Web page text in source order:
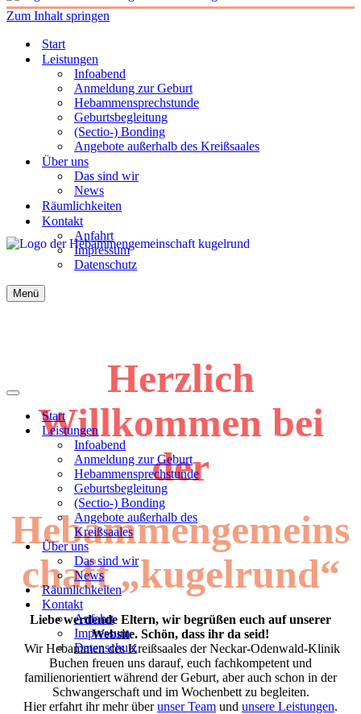
Zum Inhalt springen
Start
Leistungen
Infoabend
Anmeldung zur Geburt
Hebammensprechstunde
Geburtsbegleitung
(Sectio-) Bonding
Angebote außerhalb des Kreißsaales
Über uns
Das sind wir
News
Räumlichkeiten
Kontakt
Anfahrt
Impressum
Datenschutz
Menü
Navigations-
Navigations-
Start
Leistungen
Infoabend
Anmeldung zur Geburt
Hebammensprechstunde
Geburtsbegleitung
(Sectio-) Bonding
Angebote außerhalb des
Kreißsaales
Über uns
Das sind wir
News
Räumlichkeiten
Kontakt
Anfahrt
Impressum
Datenschutz
Herzlich
Willkommen bei
der
Hebammengemeins
chaft „kugelrund“
Liebe werdende Eltern, wir begrüßen euch auf unserer
Website. Schön, dass ihr da seid!
Wir Hebammen des Kreißsaales der Neckar-Odenwald-Klinik
Buchen freuen uns darauf, euch fachkompetent und
familienorientiert während der Geburt, aber auch schon in der
Schwangerschaft und im Wochenbett zu begleiten.
Hier erfahrt ihr mehr überunser Team und unsere Leistungen.